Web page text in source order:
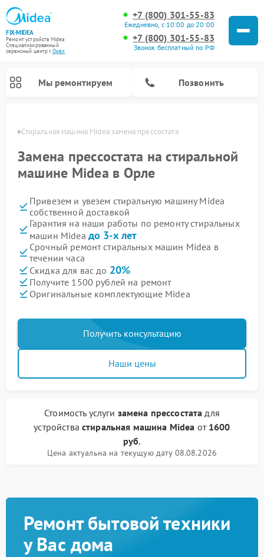
FIX-MIDEA
Ремонт устройств Midea
Специализированный
cервисный центр г.Орёл
+7 (800) 301-55-83
Ежедневно, с 10:00 до 20:00
+7 (800) 301-55-83
Звонок бесплатный по РФ
Мы ремонтируем Позвонить
Стиральная машина Midea замена прессостата
Замена прессостата на стиральной
машине Midea в Орле
Привезем и увезем стиральную машину Midea
собственной доставкой
Гарантия на наши работы по ремонту стиральных
машин Midea до 3-х лет
Срочный ремонт стиральных машин Midea в
течении часа
Скидка для вас до 20%
Получите 1500 рублей на ремонт
Оригинальные комплектующие Midea
Получить консультацию
Наши цены
Стоимость услуги замена прессостата для
устройства стиральная машина Midea от 1600
руб.
Цена актуальна на текущую дату 08.08.2026
Ремонт бытовой техники
у Вас дома